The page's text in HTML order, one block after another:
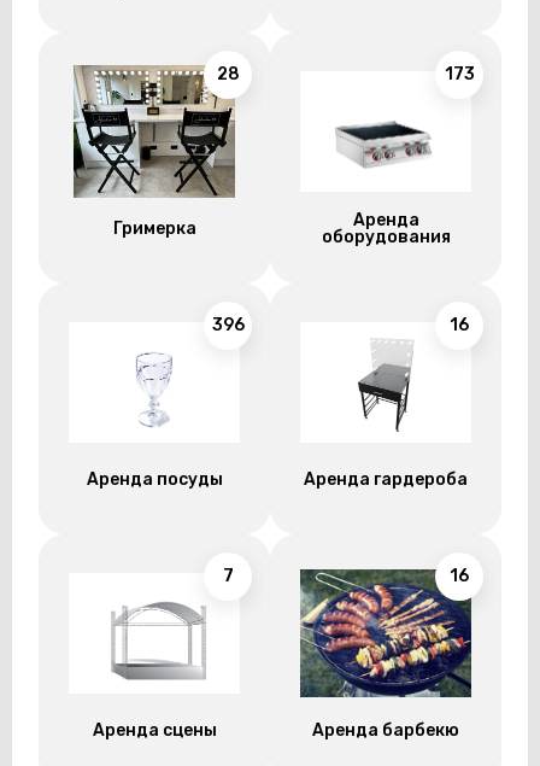
28
Гримерка
173
Аренда
оборудования
396
Аренда посуды
16
Аренда гардероба
7
Аренда сцены
16
Аренда барбекю